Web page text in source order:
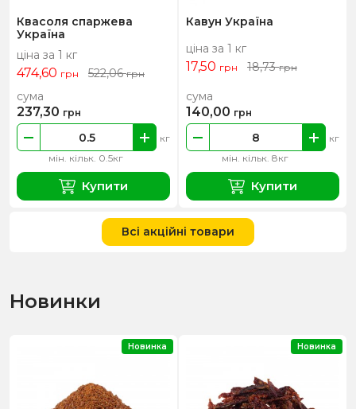
Квасоля спаржева
Україна
ціна за 1 кг
474,60 грн 522,06грн
мін. кільк. 0.5кг
кг
сума
237,30 грн
Купити
Кавун Україна
ціна за 1 кг
17,50 грн 18,73грн
мін. кільк. 8кг
кг
сума
140,00 грн
Купити
Всі акційні товари
Новинки
Новинка Новинка